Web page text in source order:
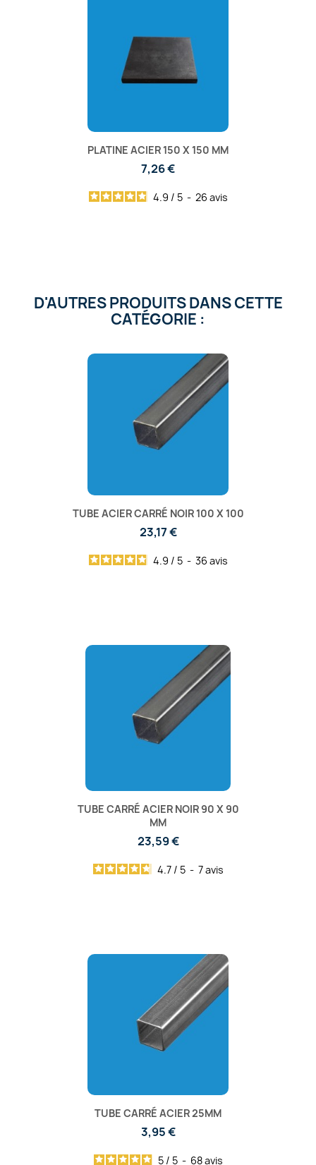
PLATINE ACIER 150 X 150 MM
7,26 €
4.9 / 5 - 26 avis
D'AUTRES PRODUITS DANS CETTE
CATÉGORIE :
TUBE ACIER CARRÉ NOIR 100 X 100
23,17 €
4.9 / 5 - 36 avis
TUBE CARRÉ ACIER NOIR 90 X 90
MM
23,59 €
4.7 / 5 - 7avis
TUBE CARRÉ ACIER 25MM
3,95 €
5 / 5 - 68avis